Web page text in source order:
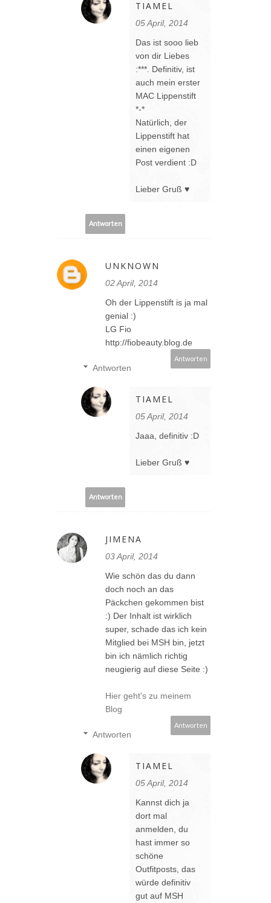
TIAMEL
05 April, 2014
Das ist sooo lieb
von dir Liebes
:***. Definitiv, ist
auch mein erster
MAC Lippenstift
*-*
Natürlich, der
Lippenstift hat
einen eigenen
Post verdient :D
Lieber Gruß ♥
Antworten
UNKNOWN
02 April, 2014
Oh der Lippenstift is ja mal
genial :)
LG Fio
http://fiobeauty.blog.de
Antworten
Antworten
TIAMEL
05 April, 2014
Jaaa, definitiv :D
Lieber Gruß ♥
Antworten
JIMENA
03 April, 2014
Wie schön das du dann
doch noch an das
Päckchen gekommen bist
:) Der Inhalt ist wirklich
super, schade das ich kein
Mitglied bei MSH bin, jetzt
bin ich nämlich richtig
neugierig auf diese Seite :)
Hier geht's zu meinem
Blog
Antworten
Antworten
TIAMEL
05 April, 2014
Kannst dich ja
dort mal
anmelden, du
hast immer so
schöne
Outfitposts, das
würde definitiv
gut auf MSH